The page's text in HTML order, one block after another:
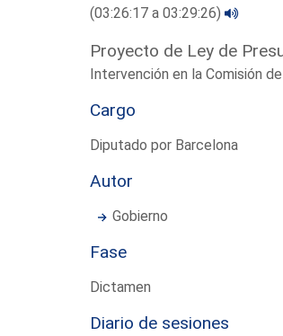
(03:26:17 a 03:29:26)
Proyecto de Ley de
Intervención en la Comisión
Cargo
Diputado por Barcelona
Autor
Gobierno
Fase
Dictamen
Diario de sesiones